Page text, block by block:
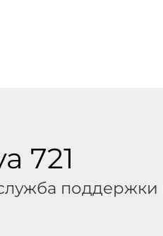
721
поддержки